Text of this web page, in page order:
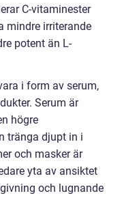
C-vitaminester
mindre irriterande
potent än L-
i form av serum,
Serum är
högre
tränga djupt in i
och masker är
yta av ansiktet
och lugnande